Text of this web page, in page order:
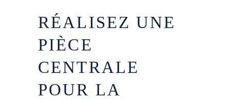
RÉALISEZ UNE
PIÈCE
CENTRALE
POUR LA